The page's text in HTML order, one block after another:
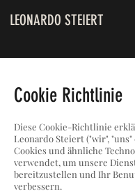
LEONARDO STEIERT
Cookie Richtlinie
Diese Cookie-Richtlinie
Leonardo Steiert ("wir",
Cookies und ähnliche
verwendet, um unsere
bereitzustellen und Ihr
verbessern.